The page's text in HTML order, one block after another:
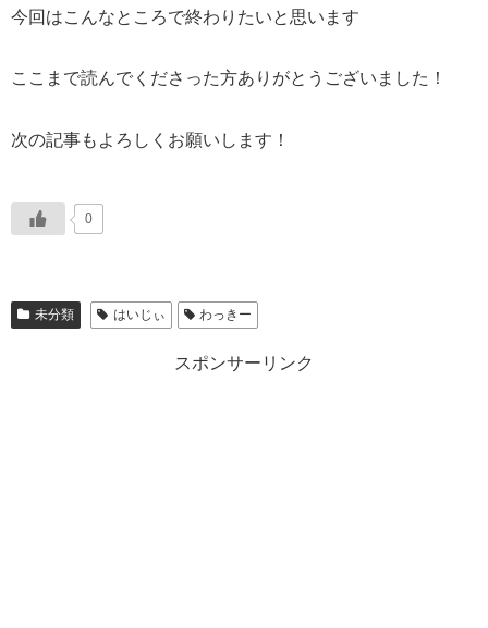
今回はこんなところで終わりたいと思います
ここまで読んでくださった方ありがとうございました！
次の記事もよろしくお願いします！
0
未分類 はいじぃ わっきー
スポンサーリンク